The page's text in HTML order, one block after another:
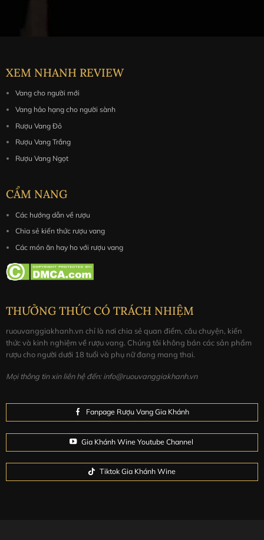
XEM NHANH REVIEW
Vang cho người mới
Vang hảo hạng cho người sành
Rượu Vang Đỏ
Rượu Vang Trắng
Rượu Vang Ngọt
CẨM NANG
Các hướng dẫn về rượu
Chia sẻ kiến thức rượu vang
Các món ăn hay ho với rượu vang
THƯỞNG THỨC CÓ TRÁCH NHIỆM
ruouvanggiakhanh.vn chỉ là nơi chia sẻ quan điểm, câu chuyện, kiến
thức và kinh nghiệm về rượu vang. Chúng tôi không bán các sản phẩm
rượu cho người dưới 18 tuổi và phụ nữ đang mang thai.
Mọi thông tin xin liên hệ đến: info@ruouvanggiakhanh.vn
Fanpage Rượu Vang Gia Khánh
Gia Khánh Wine Youtube Channel
Tiktok Gia Khánh Wine